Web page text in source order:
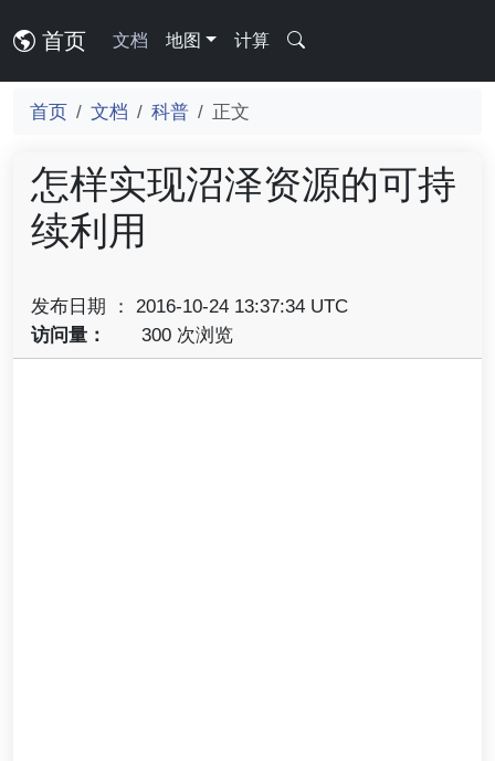
首页 文档 地图 计算
首页 文档 科普 正文
怎样实现沼泽资源的可持
续利用
发布日期 ： 2016-10-24 13:37:34 UTC
访问量：
300 次浏览